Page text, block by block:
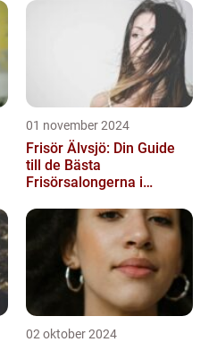
01 november 2024
Frisör Älvsjö: Din Guide
till de Bästa
Frisörsalongerna i
02 oktober 2024